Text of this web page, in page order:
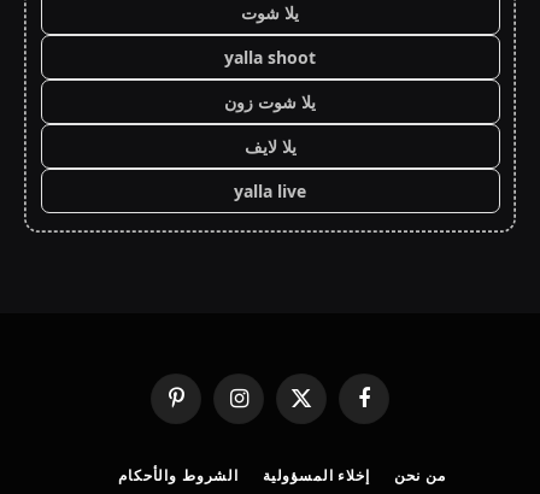
يلا شوت
yalla shoot
يلا شوت زون
يلا لايف
yalla live
فيسبوك
X
(Twitter)
الانستغرامبينتيريست
من نحن إخلاء المسؤولية الشروط والأحكام